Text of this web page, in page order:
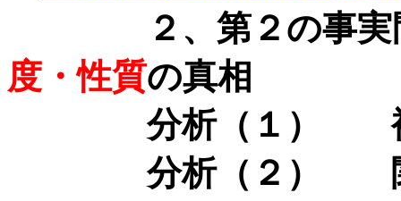
２、第２の事実
度・性質の真相
分析（１） 袴
分析（２） 関係